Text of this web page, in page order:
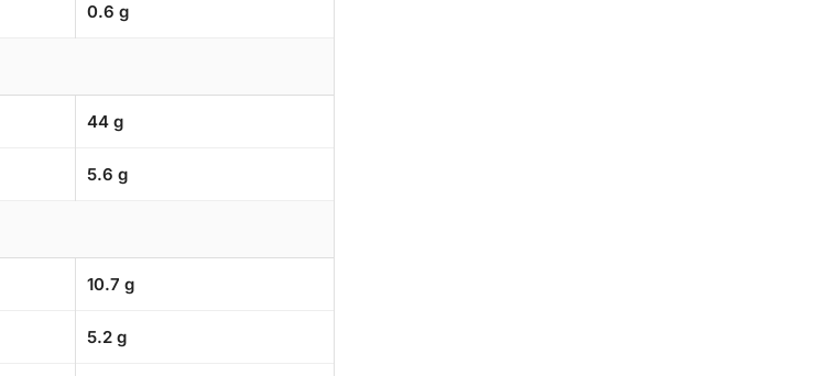
0.6 g
44 g
5.6 g
10.7 g
5.2 g